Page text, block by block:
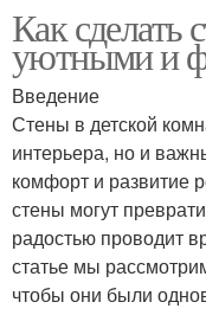
Как сделать
уютными и
Введение
Стены в детской
интерьера, но и
комфорт и развитие
стены могут
радостью проводит
статье мы
чтобы они были